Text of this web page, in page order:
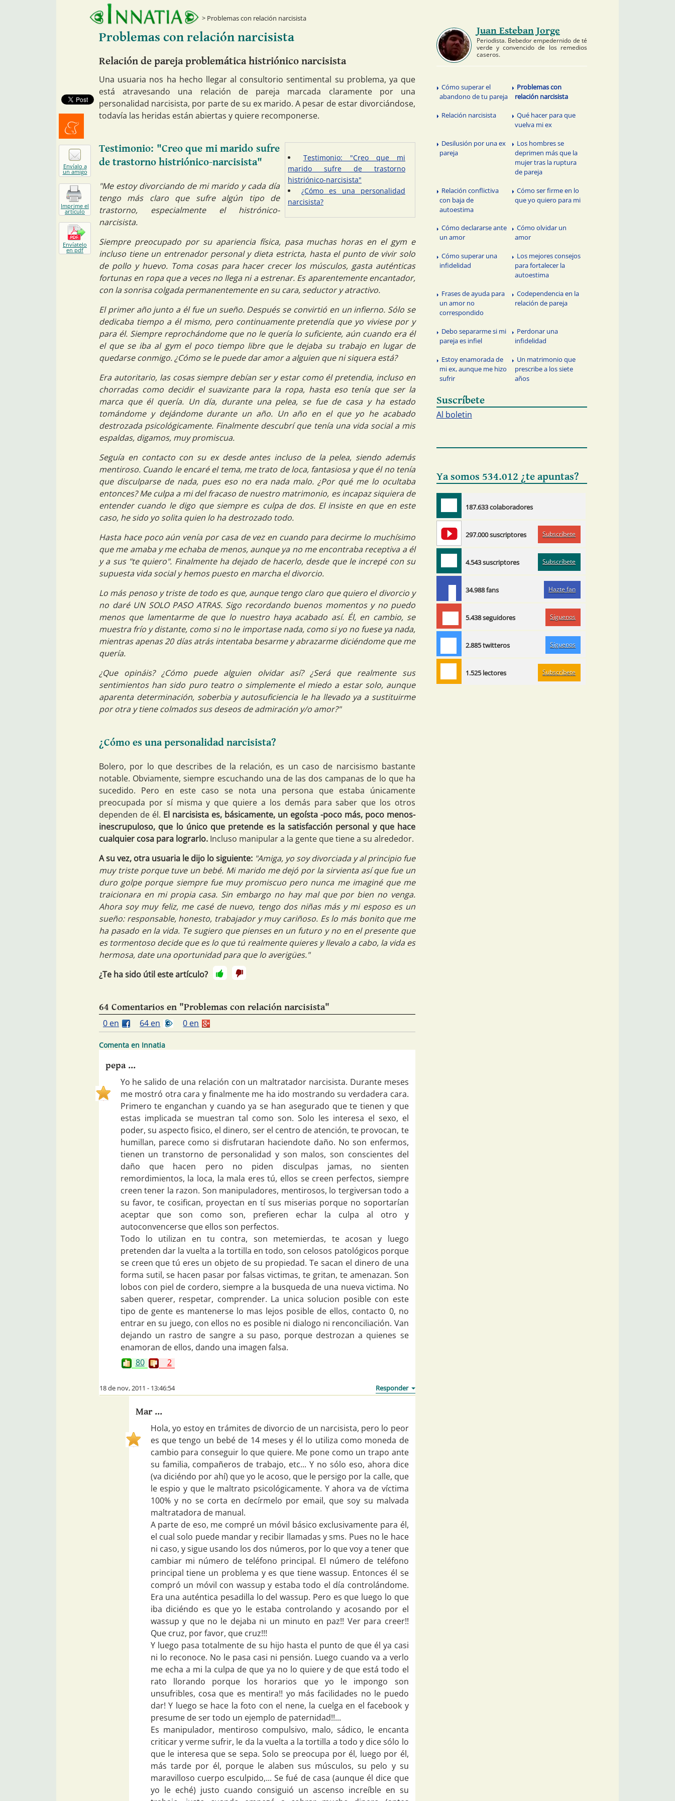
Problemas con relación narcisista
Problemas con relación narcisista
Relación de pareja problemática histriónico narcisista
Una usuaria nos ha hecho llegar al consultorio sentimental su problema, ya que
está atravesando una relación de pareja marcada claramente por una
personalidad narcisista, por parte de su ex marido. A pesar de estar divorciándose,
todavía las heridas están abiertas y quiere recomponerse.
Testimonio: "Creo que mi
marido sufre de trastorno
histriónico-narcisista"
¿Cómo es una personalidad
narcisista?
Testimonio: "Creo que mi marido sufre
de trastorno histriónico-narcisista"
"Me estoy divorciando de mi marido y cada día
tengo más claro que sufre algún tipo de
trastorno, especialmente el histrónico-
narcisista.
Siempre preocupado por su apariencia física, pasa muchas horas en el gym e
incluso tiene un entrenador personal y dieta estricta, hasta el punto de vivir solo
de pollo y huevo. Toma cosas para hacer crecer los músculos, gasta auténticas
fortunas en ropa que a veces no llega ni a estrenar. Es aparentemente encantador,
con la sonrisa colgada permanentemente en su cara, seductor y atractivo.
El primer año junto a él fue un sueño. Después se convirtió en un infierno. Sólo se
dedicaba tiempo a él mismo, pero continuamente pretendía que yo viviese por y
para él. Siempre reprochándome que no le quería lo suficiente, aún cuando era él
el que se iba al gym el poco tiempo libre que le dejaba su trabajo en lugar de
quedarse conmigo. ¿Cómo se le puede dar amor a alguien que ni siquera está?
Era autoritario, las cosas siempre debían ser y estar como él pretendia, incluso en
chorradas como decidir el suavizante para la ropa, hasta eso tenía que ser la
marca que él quería. Un día, durante una pelea, se fue de casa y ha estado
tomándome y dejándome durante un año. Un año en el que yo he acabado
destrozada psicológicamente. Finalmente descubrí que tenía una vida social a mis
espaldas, digamos, muy promiscua.
Seguía en contacto con su ex desde antes incluso de la pelea, siendo además
mentiroso. Cuando le encaré el tema, me trato de loca, fantasiosa y que él no tenía
que disculparse de nada, pues eso no era nada malo. ¿Por qué me lo ocultaba
entonces? Me culpa a mi del fracaso de nuestro matrimonio, es incapaz siquiera de
entender cuando le digo que siempre es culpa de dos. El insiste en que en este
caso, he sido yo solita quien lo ha destrozado todo.
Hasta hace poco aún venía por casa de vez en cuando para decirme lo muchísimo
que me amaba y me echaba de menos, aunque ya no me encontraba receptiva a él
y a sus "te quiero". Finalmente ha dejado de hacerlo, desde que le increpé con su
supuesta vida social y hemos puesto en marcha el divorcio.
Lo más penoso y triste de todo es que, aunque tengo claro que quiero el divorcio y
no daré UN SOLO PASO ATRAS. Sigo recordando buenos momentos y no puedo
menos que lamentarme de que lo nuestro haya acabado así. Él, en cambio, se
muestra frío y distante, como si no le importase nada, como si yo no fuese ya nada,
mientras apenas 20 días atrás intentaba besarme y abrazarme diciéndome que me
quería.
¿Que opináis? ¿Cómo puede alguien olvidar así? ¿Será que realmente sus
sentimientos han sido puro teatro o simplemente el miedo a estar solo, aunque
aparenta determinación, soberbia y autosuficiencia le ha llevado ya a sustituirme
por otra y tiene colmados sus deseos de admiración y/o amor?"
¿Cómo es una personalidad narcisista?
Bolero, por lo que describes de la relación, es un caso de narcisismo bastante
notable. Obviamente, siempre escuchando una de las dos campanas de lo que ha
sucedido. Pero en este caso se nota una persona que estaba únicamente
preocupada por sí misma y que quiere a los demás para saber que los otros
dependen de él. El narcisista es, básicamente, un egoísta -poco más, poco menos-
inescrupuloso, que lo único que pretende es la satisfacción personal y que hace
cualquier cosa para lograrlo. Incluso manipular a la gente que tiene a su alrededor.
A su vez, otra usuaria le dijo lo siguiente: "Amiga, yo soy divorciada y al principio fue
muy triste porque tuve un bebé. Mi marido me dejó por la sirvienta así que fue un
duro golpe porque siempre fue muy promiscuo pero nunca me imaginé que me
traicionara en mi propia casa. Sin embargo no hay mal que por bien no venga.
Ahora soy muy feliz, me casé de nuevo, tengo dos niñas más y mi esposo es un
sueño: responsable, honesto, trabajador y muy cariñoso. Es lo más bonito que me
ha pasado en la vida. Te sugiero que pienses en un futuro y no en el presente que
es tormentoso decide que es lo que tú realmente quieres y llevalo a cabo, la vida es
hermosa, date una oportunidad para que lo averigües."
¿Te ha sido útil este artículo?
64 Comentarios en "Problemas con relación narcisista"
0 en
64 en 0 en
Comenta en Innatia
pepa ...
Yo he salido de una relación con un maltratador narcisista. Durante meses
me mostró otra cara y finalmente me ha ido mostrando su verdadera cara.
Primero te enganchan y cuando ya se han asegurado que te tienen y que
estas implicada se muestran tal como son. Solo les interesa el sexo, el
poder, su aspecto fisico, el dinero, ser el centro de atención, te provocan, te
humillan, parece como si disfrutaran haciendote daño. No son enfermos,
tienen un transtorno de personalidad y son malos, son conscientes del
daño que hacen pero no piden disculpas jamas, no sienten
remordimientos, la loca, la mala eres tú, ellos se creen perfectos, siempre
creen tener la razon. Son manipuladores, mentirosos, lo tergiversan todo a
su favor, te cosifican, proyectan en tí sus miserias porque no soportarían
aceptar que son como son, prefieren echar la culpa al otro y
autoconvencerse que ellos son perfectos.
Todo lo utilizan en tu contra, son metemierdas, te acosan y luego
pretenden dar la vuelta a la tortilla en todo, son celosos patológicos porque
se creen que tú eres un objeto de su propiedad. Te sacan el dinero de una
forma sutil, se hacen pasar por falsas victimas, te gritan, te amenazan. Son
lobos con piel de cordero, siempre a la busqueda de una nueva victima. No
saben querer, respetar, comprender. La unica solucion posible con este
tipo de gente es mantenerse lo mas lejos posible de ellos, contacto 0, no
entrar en su juego, con ellos no es posible ni dialogo ni renconciliación. Van
dejando un rastro de sangre a su paso, porque destrozan a quienes se
enamoran de ellos, dando una imagen falsa.
80
2
18 de nov, 2011 - 13:46:54
Mar ...
Hola, yo estoy en trámites de divorcio de un narcisista, pero lo peor
es que tengo un bebé de 14 meses y él lo utiliza como moneda de
cambio para conseguir lo que quiere. Me pone como un trapo ante
su familia, compañeros de trabajo, etc... Y no sólo eso, ahora dice
(va diciéndo por ahí) que yo le acoso, que le persigo por la calle, que
le espio y que le maltrato psicológicamente. Y ahora va de víctima
100% y no se corta en decírmelo por email, que soy su malvada
maltratadora de manual.
A parte de eso, me compré un móvil básico exclusivamente para él,
el cual solo puede mandar y recibir llamadas y sms. Pues no le hace
ni caso, y sigue usando los dos números, por lo que voy a tener que
cambiar mi número de teléfono principal. El número de teléfono
principal tiene un problema y es que tiene wassup. Entonces él se
compró un móvil con wassup y estaba todo el día controlándome.
Era una auténtica pesadilla lo del wassup. Pero es que luego lo que
iba diciéndo es que yo le estaba controlando y acosando por el
wassup y que no le dejaba ni un minuto en paz!! Ver para creer!!
Que cruz, por favor, que cruz!!!
Y luego pasa totalmente de su hijo hasta el punto de que él ya casi
ni lo reconoce. No le pasa casi ni pensión. Luego cuando va a verlo
me echa a mi la culpa de que ya no lo quiere y de que está todo el
rato llorando porque los horarios que yo le impongo son
unsufribles, cosa que es mentira!! yo más facilidades no le puedo
dar! Y luego se hace la foto con el nene, la cuelga en el facebook y
presume de ser todo un ejemplo de paternidad!!...
Es manipulador, mentiroso compulsivo, malo, sádico, le encanta
criticar y verme sufrir, le da la vuelta a la tortilla a todo y dice sólo lo
que le interesa que se sepa. Solo se preocupa por él, luego por él,
más tarde por él, porque le alaben sus músculos, su pelo y su
maravilloso cuerpo esculpido,... Se fué de casa (aunque él dice que
yo le eché) justo cuando consiguió un ascenso increíble en su
Juan Esteban Jorge
Periodista. Bebedor empedernido de té
verde y convencido de los remedios
caseros.
Cómo superar el
abandono de tu pareja
Problemas con
relación narcisista
Relación narcisista
Qué hacer para que
vuelva mi ex
Desilusión por una ex
pareja
Los hombres se
deprimen más que la
mujer tras la ruptura
de pareja
Relación conflictiva
con baja de
autoestima
Cómo ser firme en lo
que yo quiero para mi
Cómo declararse ante
un amor
Cómo olvidar un
amor
Cómo superar una
infidelidad
Los mejores consejos
para fortalecer la
autoestima
Frases de ayuda para
un amor no
correspondido
Codependencia en la
relación de pareja
Debo separarme si mi
pareja es infiel
Perdonar una
infidelidad
Estoy enamorada de
mi ex, aunque me hizo
sufrir
Un matrimonio que
prescribe a los siete
años
Suscríbete
Al boletin
Ya somos 534.012 ¿te apuntas?
187.633 colaboradores
297.000 suscriptores Subscríbete
4.543 suscriptores Subscríbete
34.988 fans Hazte fan
5.438 seguidores Síguenos
2.885 twitteros Síguenos
1.525 lectores Subscríbete
Menéalo
Envíalo a
un amigo
Imprime el
artículo
Envíatelo
en pdf